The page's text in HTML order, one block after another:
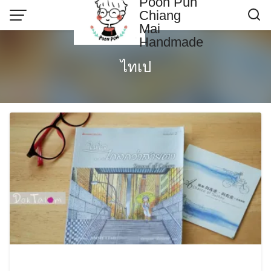
Chiang
Mai
Handmade
Sample Page
ไทเป